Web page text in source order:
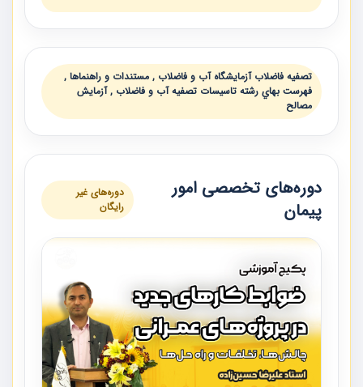
تصفيه فاضلاب آزمايشگاه آب و فاضلاب , مستندات و راهنماها ,
فهرست بهاي رشته تاسيسات تصفيه آب و فاضلاب , آزمايش
مصالح
دوره‌های تخصصی امور
پیمان
دوره‌های غیر
رایگان